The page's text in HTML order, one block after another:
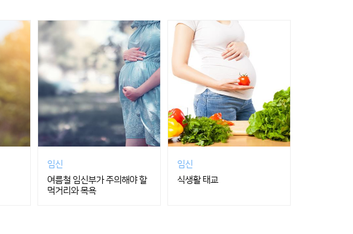
임신
여름철 임신부가 주의해야 할
먹거리와 목욕
임신
식생활 태교